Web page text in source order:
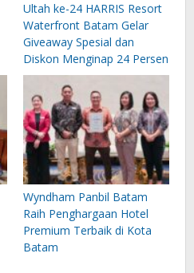
Ultah ke-24 HARRIS Resort
Waterfront Batam Gelar
Giveaway Spesial dan
Diskon Menginap 24 Persen
Wyndham Panbil Batam
Raih Penghargaan Hotel
Premium Terbaik di Kota
Batam